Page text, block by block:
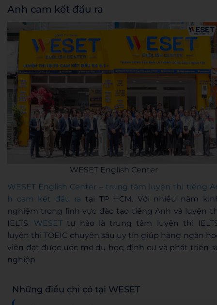
Anh cam kết đầu ra
WESET English Center
WESET English Center – trung tâm luyện thi tiếng
h cam kết đầu ra tại TP HCM. Với nhiều năm
nghiệm trong lĩnh vực đào tạo tiếng Anh và luyện
IELTS, WESET tự hào là trung tâm luyện thi
luyện thi TOEIC chuyên sâu uy tín giúp hàng ngàn
viên đạt được ước mơ du học, định cư và phát triển
nghiệp
Những điều chỉ có tại WESET